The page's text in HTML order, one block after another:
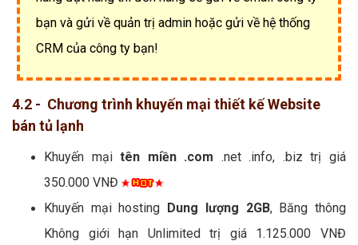
bạn và gửi về quản trị admin hoặc gửi về hệ thống
CRM của công ty bạn!
4.2 - Chương trình khuyến mại thiết kế Website
bán tủ lạnh
Khuyến mạitên miền .com .net .info, .biz trị giá
350.000 VNĐ
Khuyến mại hosting Dung lượng 2GB, Băng thông
Không giới hạn Unlimited trị giá 1.125.000 VNĐ